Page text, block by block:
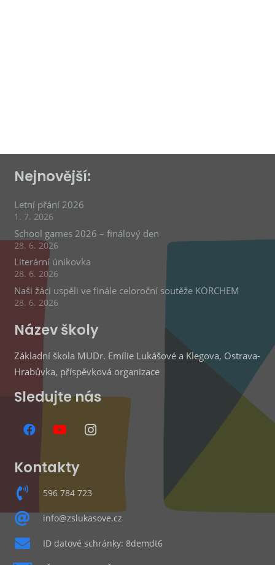
Nejnovější:
Letní přání 2026
1. 7. 2026
School games 2026 – finálový den
28. 6. 2026
Literární únikovka
28. 6. 2026
Naši žáci uspěli ve finále celoroční soutěže KORCHEM
28. 6. 2026
Název školy
Základní škola MUDr. Emílie Lukášové a Klegova, Ostrava-
Hrabůvka, příspěvková organizace
Sledujte nás
Kontakty
596 784 723
info@zslukasove.cz
ID datové schránky: 8demdt6